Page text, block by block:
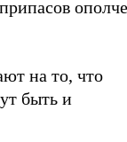
на то, что
быть и